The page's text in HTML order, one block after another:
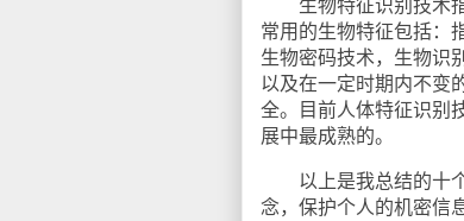
生物特征识别技术指
常用的生物特征包括：
生物密码技术，生物识
以及在一定时期内不变
全。目前人体特征识别
展中最成熟的。
以上是我总结的十个
念，保护个人的机密信